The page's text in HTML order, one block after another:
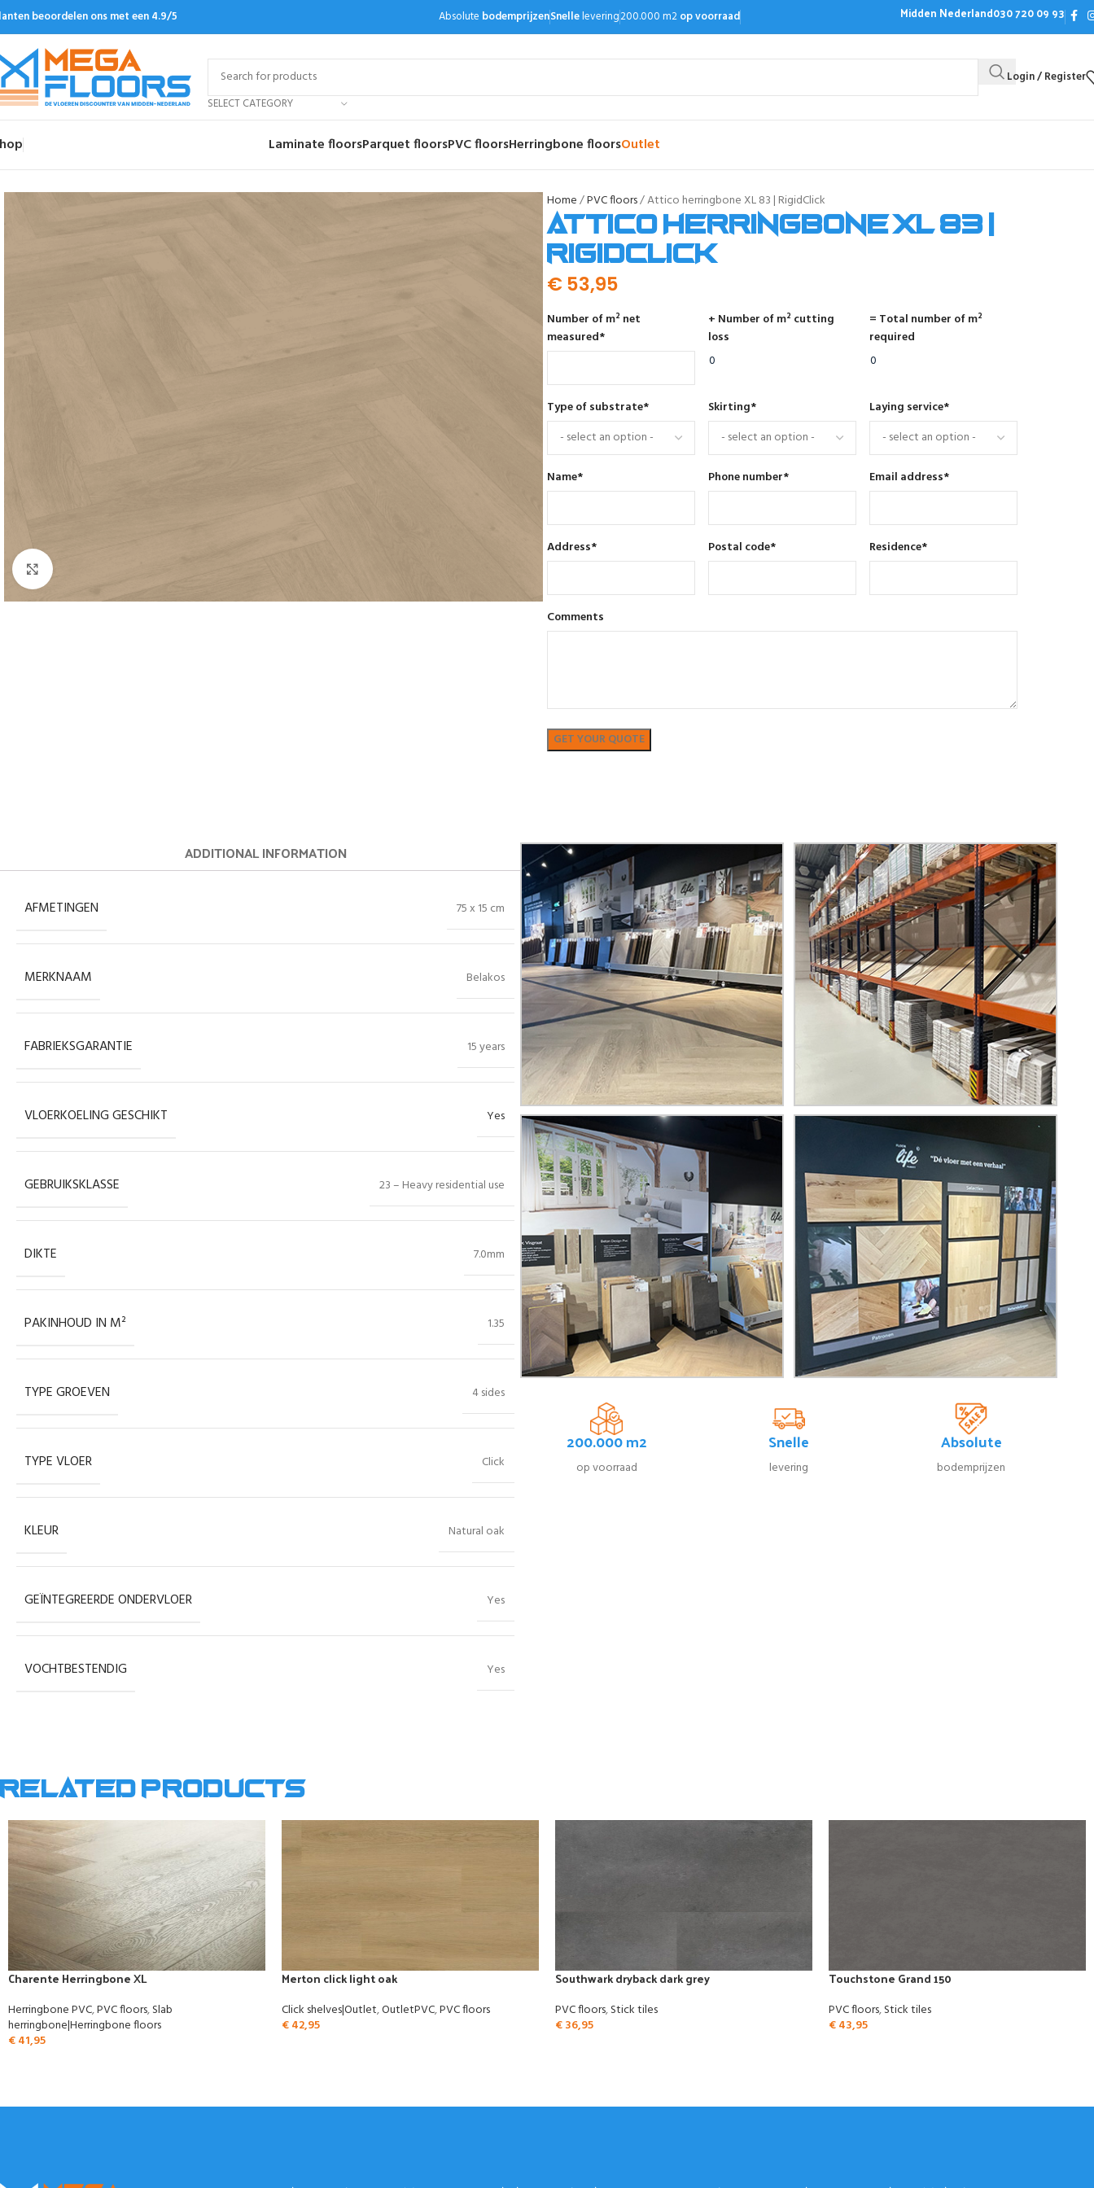
beoordelen ons met een 4.9/5 Absolute bodemprijzenSnellelevering200.000 m2op voorraad Midden Nederland030 720 09 93
SELECT CATEGORY
Login / Register
Laminate floorsParquet floorsPVC floorsHerringbone floorsOutlet
Home PVC floors Attico herringbone XL 83 | RigidClick
Attico herringbone XL 83 |
RigidClick
€53,95
Number of m² net
measured*
+ Number of m² cutting
loss
= Total number of m²
required
Type of substrate* Skirting* Laying service*
Name* Phone number* Email address*
Address* Postal code* Residence*
Comments
ADDITIONAL INFORMATION
AFMETINGEN 75 x 15 cm
MERKNAAM Belakos
FABRIEKSGARANTIE 15 years
VLOERKOELING GESCHIKT Yes
GEBRUIKSKLASSE 23 – Heavy residential use
DIKTE 7.0mm
PAKINHOUD IN M² 1.35
TYPE GROEVEN 4 sides
TYPE VLOER Click
KLEUR Natural oak
GEÏNTEGREERDE ONDERVLOER Yes
VOCHTBESTENDIG Yes
200.000 m2
op voorraad
Snelle
levering
Absolute
bodemprijzen
Related products
Charente Herringbone XL
Herringbone PVC,PVC floors,Slab
herringbone|Herringbone floors
€41,95
Merton click light oak
Click shelves|Outlet,OutletPVC,PVC floors
€42,95
Southwark dryback dark grey
PVC floors,Stick tiles
€36,95
Touchstone Grand 150
PVC floors,Stick tiles
€43,95